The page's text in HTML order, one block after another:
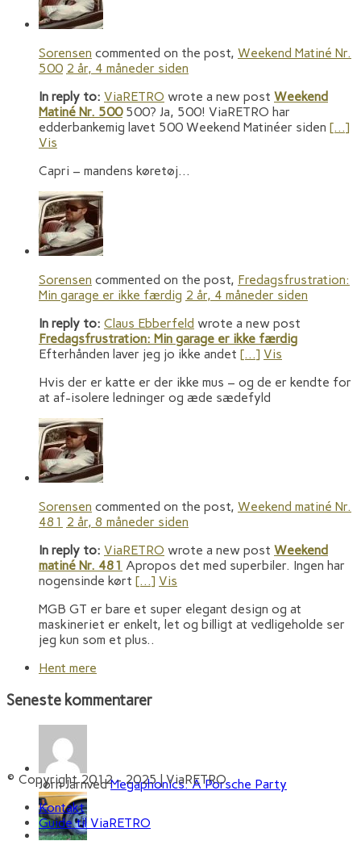
Sorensen commented on the post, Weekend Matiné Nr.
500 2 år, 4 måneder siden
In reply to: ViaRETRO wrote a new post Weekend
Matiné Nr. 500500? Ja, 500! ViaRETRO har
edderbankemig lavet 500 Weekend Matinéer siden […]
Vis
Capri – mandens køretøj…
Sorensen commented on the post, Fredagsfrustration:
Min garage er ikke færdig 2 år, 4 måneder siden
In reply to: Claus Ebberfeld wrote a new post
Fredagsfrustration: Min garage er ikke færdig
Efterhånden laver jeg jo ikke andet […] Vis
Hvis der er katte er der ikke mus – og de er kendte for
at af-isolere ledninger og æde sædefyld
Sorensen commented on the post, Weekend matiné Nr.
481 2 år, 8 måneder siden
In reply to: ViaRETRO wrote a new post Weekend
matiné Nr. 481 Apropos det med superbiler. Ingen har
nogensinde kørt […] Vis
MGB GT er bare et super elegant design og at
maskineriet er enkelt, let og billigt at vedligeholde ser
jeg kun som et plus..
Hent mere
Seneste kommentarer
Jørn JarnvedMegaphonics: A Porsche Party
© Copyright 2012 - 2025 | ViaRETRO
Kontakt
Guide til ViaRETRO